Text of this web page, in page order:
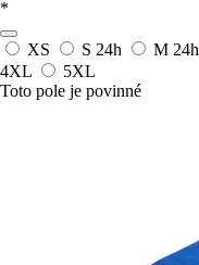
*
XS S 24h M 24h
4XL
5XL
Toto pole je povinné